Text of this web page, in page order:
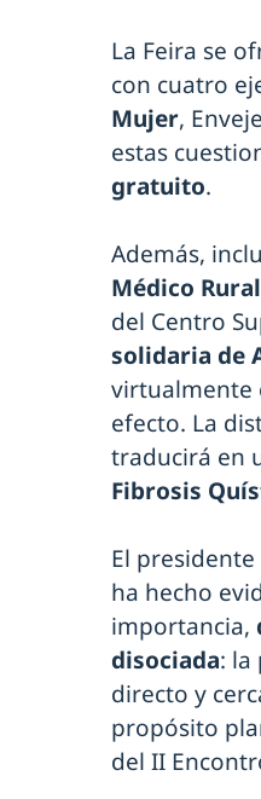
La Feira se
con cuatro
Mujer,
estas
gratuito.
Además,
Médico
del Centro
solidaria de
virtualmente
efecto. La
traducirá en
Fibrosis
El
ha hecho
importancia,
disociada: la
directo y
propósito
del II